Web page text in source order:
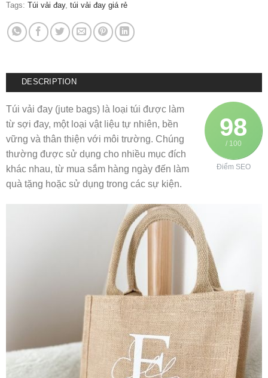
Tags: Túi vải đay, túi vải đay giá rẻ
DESCRIPTION
98
/ 100
Điểm SEO
Túi vải đay (jute bags) là loại túi được làm
từ sợi đay, một loại vật liệu tự nhiên, bền
vững và thân thiện với môi trường. Chúng
thường được sử dụng cho nhiều mục đích
khác nhau, từ mua sắm hàng ngày đến làm
quà tặng hoặc sử dụng trong các sự kiện.